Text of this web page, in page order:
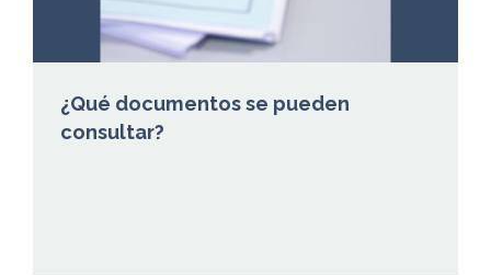
¿Qué documentos se pueden
consultar?